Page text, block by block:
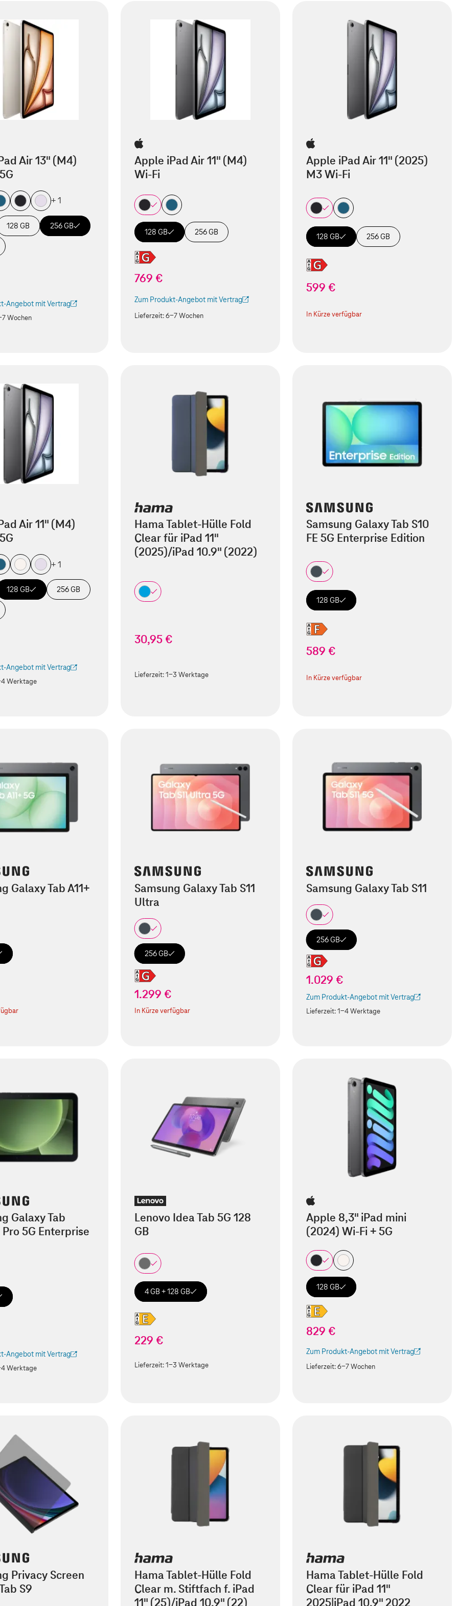
Air 13" (M4)
+ 1
128 GB 256 GB
Angebot mit Vertrag
in einem neuen Tab geöffnet)
Wochen
Apple iPad Air 11" (M4)
Wi-Fi
128 GB 256 GB
769 €
Zum Produkt-Angebot mit Vertrag
(Der Link wird in einem neuen Tab geöffnet)
Lieferzeit:6-7 Wochen
Apple iPad Air 11" (2025)
M3 Wi-Fi
128 GB 256 GB
599 €
In Kürze verfügbar
Air 11" (M4)
+ 1
128 GB 256 GB
Angebot mit Vertrag
in einem neuen Tab geöffnet)
Werktage
Hama Tablet-Hülle Fold
Clear für iPad 11"
(2025)/iPad 10.9" (2022)
30,95 €
Lieferzeit:1-3 Werktage
Samsung Galaxy Tab S10
FE 5G Enterprise Edition
128 GB
589 €
In Kürze verfügbar
Galaxy Tab A11+
Samsung Galaxy Tab S11
Ultra
256 GB
1.299 €
In Kürze verfügbar
Samsung Galaxy Tab S11
256 GB
1.029 €
Zum Produkt-Angebot mit Vertrag
(Der Link wird in einem neuen Tab geöffnet)
Lieferzeit:1-4 Werktage
Galaxy Tab
5G Enterprise
Angebot mit Vertrag
in einem neuen Tab geöffnet)
Werktage
Lenovo Idea Tab 5G 128
GB
4 GB + 128 GB
229 €
Lieferzeit:1-3 Werktage
Apple 8,3" iPad mini
(2024) Wi-Fi + 5G
128 GB
829 €
Zum Produkt-Angebot mit Vertrag
(Der Link wird in einem neuen Tab geöffnet)
Lieferzeit:6-7 Wochen
Privacy Screen
S9
Hama Tablet-Hülle Fold
Clear m. Stiftfach f. iPad
11" (25)/iPad 10.9" (22)
Hama Tablet-Hülle Fold
Clear für iPad 11"
2025|iPad 10.9" 2022